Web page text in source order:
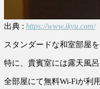
出典 : https://www.ikyu.com/
スタンダードな和室部屋
特に、貴賓室には露天風
全部屋にて無料Wi-Fiが利